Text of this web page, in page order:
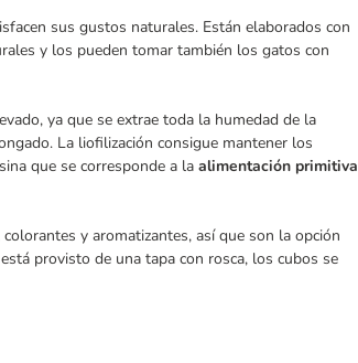
sus gustos naturales. Están elaborados con
y los pueden tomar también los gatos con
ya que se extrae toda la humedad de la
La liofilización consigue mantener los
que se corresponde a la alimentación primitiva
y aromatizantes, así que son la opción
provisto de una tapa con rosca, los cubos se